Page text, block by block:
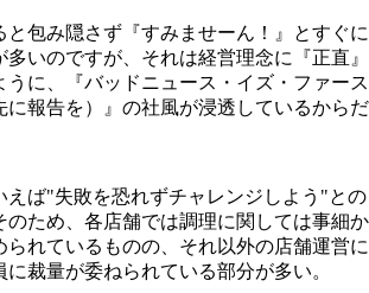
と包み隠さず『すみませーん！』とすぐに
いのですが、それは経営理念に『正直』
うに、『バッドニュース・イズ・ファース
に報告を）』の社風が浸透しているからだ
えば"失敗を恐れずチャレンジしよう"との
のため、各店舗では調理に関しては事細か
られているものの、それ以外の店舗運営に
裁量が委ねられている部分が多い。